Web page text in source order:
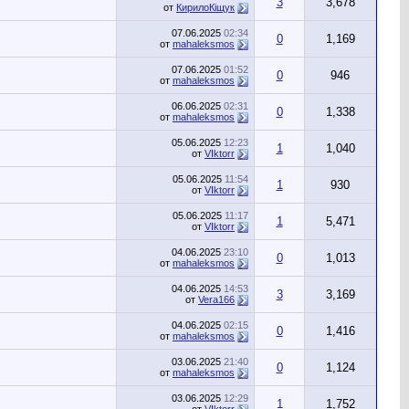
от КирилоКіщук
07.06.2025 02:34
от mahaleksmos 0 1,169
07.06.2025 01:52
от mahaleksmos 0 946
06.06.2025 02:31
от mahaleksmos 0 1,338
05.06.2025 12:23
от VIktorr 1 1,040
05.06.2025 11:54
от VIktorr 1 930
05.06.2025 11:17
от VIktorr 1 5,471
04.06.2025 23:10
от mahaleksmos 0 1,013
04.06.2025 14:53
от Vera166 3 3,169
04.06.2025 02:15
от mahaleksmos 0 1,416
03.06.2025 21:40
от mahaleksmos 0 1,124
03.06.2025 12:29
1 1,752